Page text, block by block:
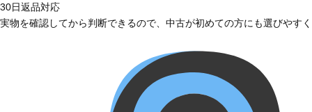
30日返品対応
実物を確認してから判断できるので、中古が初めての方にも選びやす